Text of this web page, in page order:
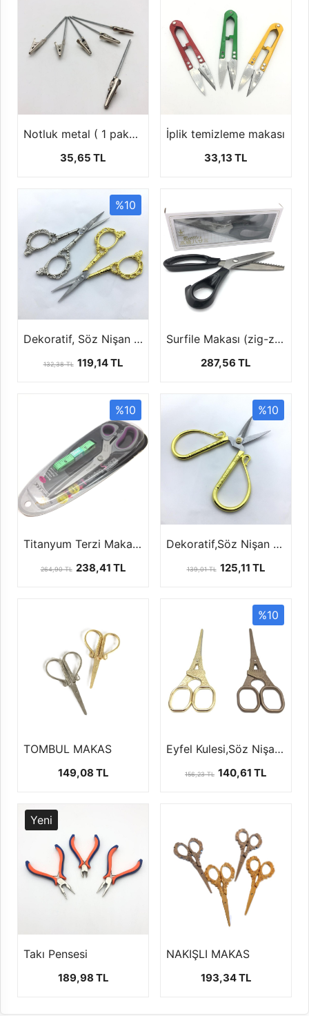
Notluk metal ( 1 paket 5 ad )
35,65 TL
İplik temizleme makası
33,13 TL
%10
Dekoratif, Söz Nişan Makası ''11 cm''
132,38 TL 119,14 TL
Surfile Makası (zig-zag kesim makası-siyah)
287,56 TL
%10
Titanyum Terzi Makası (Mezrolu)
264,90 TL 238,41 TL
%10
Dekoratif,Söz Nişan Makası ''10 cm''
139,01 TL 125,11 TL
TOMBUL MAKAS
149,08 TL
%10
Eyfel Kulesi,Söz Nişan Makası ''14 cm''
156,23 TL 140,61 TL
Yeni
Takı Pensesi
189,98 TL
NAKIŞLI MAKAS
193,34 TL